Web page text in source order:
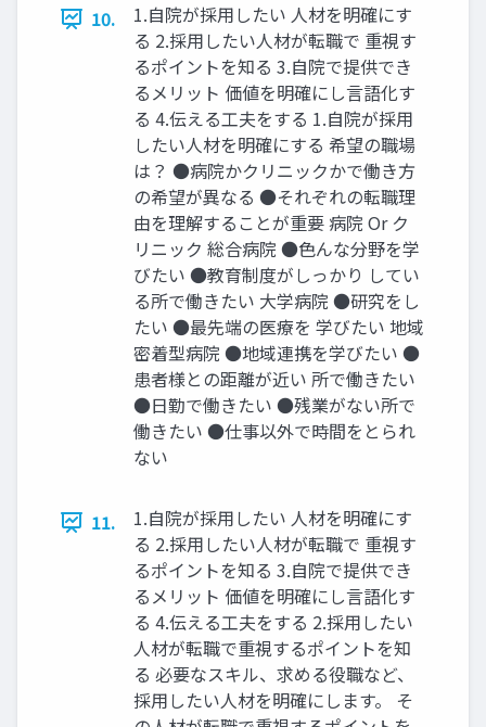
10.
1.自院が採用したい 人材を明確にす
る 2.採用したい人材が転職で 重視す
るポイントを知る 3.自院で提供でき
るメリット 価値を明確にし言語化す
る 4.伝える工夫をする 1.自院が採用
したい人材を明確にする 希望の職場
は？ ●病院かクリニックかで働き方
の希望が異なる ●それぞれの転職理
由を理解することが重要 病院 Or ク
リニック 総合病院 ●色んな分野を学
びたい ●教育制度がしっかり してい
る所で働きたい 大学病院 ●研究をし
たい ●最先端の医療を 学びたい 地域
密着型病院 ●地域連携を学びたい ●
患者様との距離が近い 所で働きたい
●日勤で働きたい ●残業がない所で
働きたい ●仕事以外で時間をとられ
ない
11.
1.自院が採用したい 人材を明確にす
る 2.採用したい人材が転職で 重視す
るポイントを知る 3.自院で提供でき
るメリット 価値を明確にし言語化す
る 4.伝える工夫をする 2.採用したい
人材が転職で重視するポイントを知
る 必要なスキル、求める役職など、
採用したい人材を明確にします。 そ